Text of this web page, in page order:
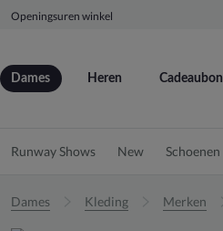
Openingsuren winkel
Dames Heren Cadeaubon
Runway Shows New Schoenen
Dames Kleding Merken